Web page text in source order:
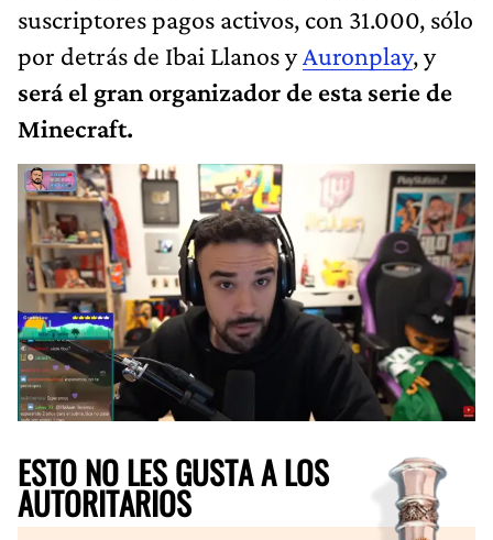
suscriptores pagos activos, con 31.000, sólo
por detrás de Ibai Llanos yAuronplay, y
será el gran organizador de esta serie de
Minecraft.
ESTO NO LES GUSTA A LOS
AUTORITARIOS